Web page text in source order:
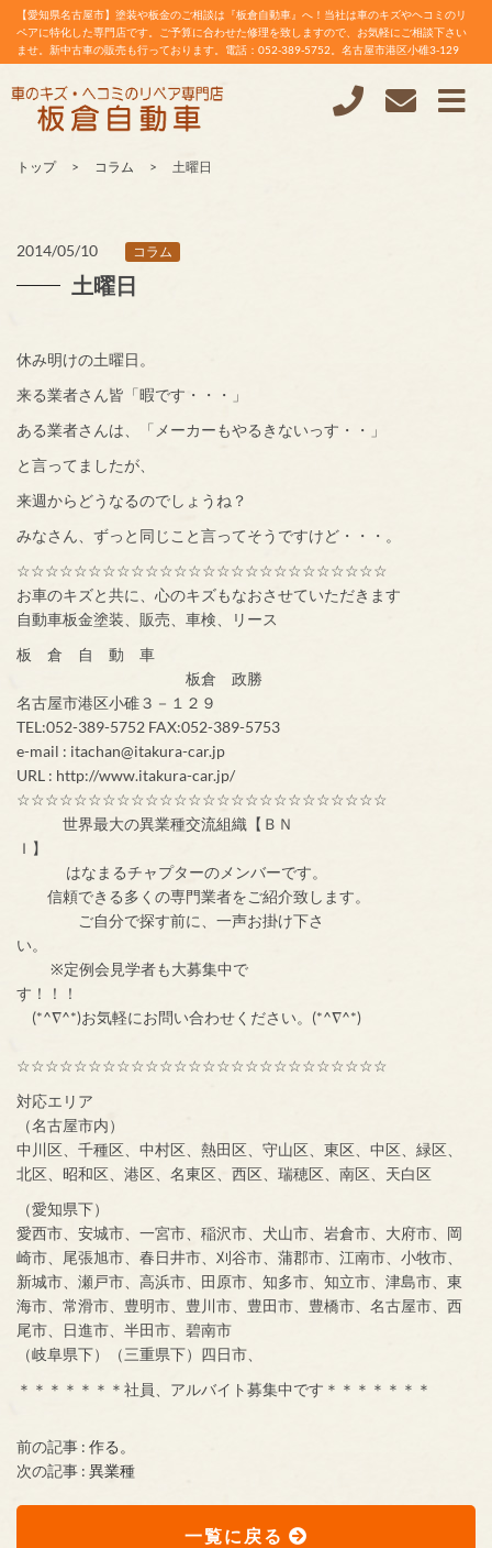
【愛知県名古屋市】塗装や板金のご相談は『板倉自動車』へ！当社は車のキズやヘコミのリ
ペアに特化した専門店です。ご予算に合わせた修理を致しますので、お気軽にご相談下さい
ませ。新中古車の販売も行っております。電話：052-389-5752。名古屋市港区小碓3-129
トップ コラム 土曜日
2014/05/10 コラム
土曜日
休み明けの土曜日。
来る業者さん皆「暇です・・・」
ある業者さんは、「メーカーもやるきないっす・・」
と言ってましたが、
来週からどうなるのでしょうね？
みなさん、ずっと同じこと言ってそうですけど・・・。
☆☆☆☆☆☆☆☆☆☆☆☆☆☆☆☆☆☆☆☆☆☆☆☆☆☆
お車のキズと共に、心のキズもなおさせていただきます
自動車板金塗装、販売、車検、リース
板 倉 自 動 車
板倉 政勝
名古屋市港区小碓３－１２９
TEL:052-389-5752 FAX:052-389-5753
e-mail : itachan@itakura-car.jp
URL : http://www.itakura-car.jp/
☆☆☆☆☆☆☆☆☆☆☆☆☆☆☆☆☆☆☆☆☆☆☆☆☆☆
世界最大の異業種交流組織【ＢＮ
Ｉ】
はなまるチャプターのメンバーです。
信頼できる多くの専門業者をご紹介致します。
ご自分で探す前に、一声お掛け下さ
い。
※定例会見学者も大募集中で
す！！！
(*^∇^*)お気軽にお問い合わせください。(*^∇^*)
☆☆☆☆☆☆☆☆☆☆☆☆☆☆☆☆☆☆☆☆☆☆☆☆☆☆
対応エリア
（名古屋市内）
中川区、千種区、中村区、熱田区、守山区、東区、中区、緑区、
北区、昭和区、港区、名東区、西区、瑞穂区、南区、天白区
（愛知県下）
愛西市、安城市、一宮市、稲沢市、犬山市、岩倉市、大府市、岡
崎市、尾張旭市、春日井市、刈谷市、蒲郡市、江南市、小牧市、
新城市、瀬戸市、高浜市、田原市、知多市、知立市、津島市、東
海市、常滑市、豊明市、豊川市、豊田市、豊橋市、名古屋市、西
尾市、日進市、半田市、碧南市
（岐阜県下）（三重県下）四日市、
＊＊＊＊＊＊＊社員、アルバイト募集中です＊＊＊＊＊＊＊
前の記事 : 作る。
次の記事 : 異業種
一覧に戻る